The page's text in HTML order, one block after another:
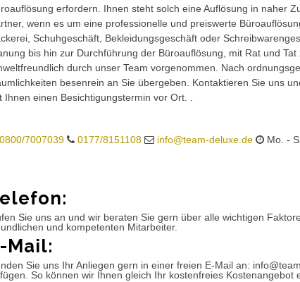
erfordern. Ihnen steht solch eine Auflösung in naher
wenn es um eine professionelle und preiswerte
Schuhgeschäft, Bekleidungsgeschäft oder
bis hin zur Durchführung der Büroauflösung, mit Rat und
durch unser Team vorgenommen. Nach
besenrein an Sie übergeben. Kontaktieren Sie uns
Ihnen einen Besichtigungstermin vor Ort. .
0800/7007039 0177/8151108 info@team-deluxe.de Mo. -
Sie uns an und wir beraten Sie gern über alle wichtigen
und kompetenten Mitarbeiter.
Mail:
Sie uns Ihr Anliegen gern in einer freien E-Mail an:
So können wir Ihnen gleich Ihr kostenfreies Kostenangebot